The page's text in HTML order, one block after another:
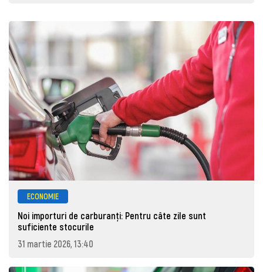
ECONOMIE
Noi importuri de carburanți: Pentru câte zile sunt
suficiente stocurile
31 martie 2026, 13:40